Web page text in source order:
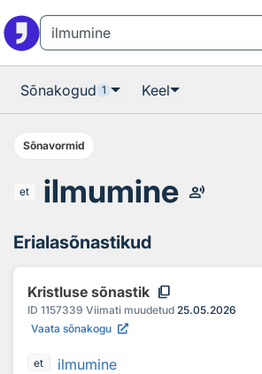
Sõnakogud 1 Keel
Sõnavormid
et ilmumine record_voice_over
Erialasõnastikud
Kristluse sõnastik content_copy
ID 1157339 Viimati muudetud 25.05.2026
Vaata sõnakogu
et ilmumine